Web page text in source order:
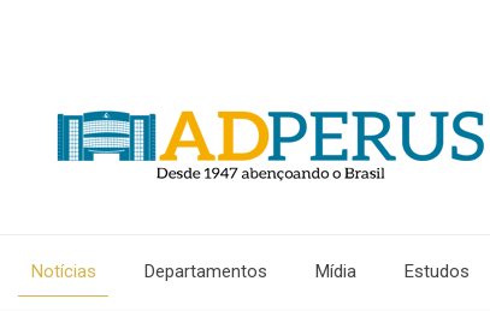
Notícias Departamentos Mídia Estudos